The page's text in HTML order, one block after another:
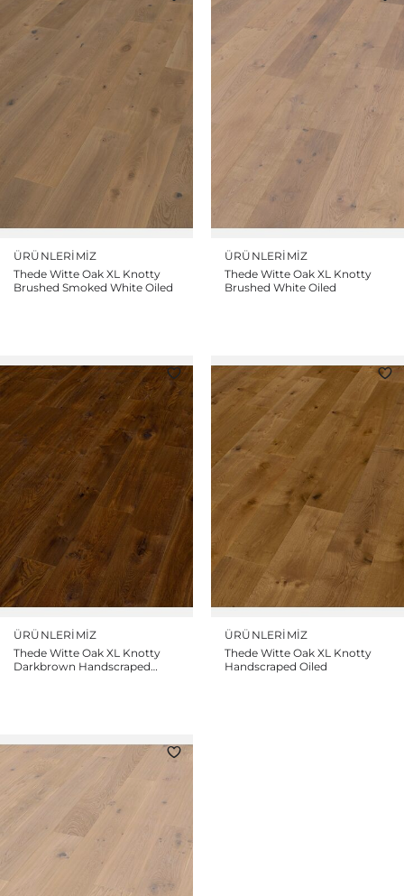
ÜRÜNLERIMIZ
Thede Witte Oak XL Knotty
Brushed Smoked White Oiled
ÜRÜNLERIMIZ
Thede Witte Oak XL Knotty
Brushed White Oiled
ÜRÜNLERIMIZ
Thede Witte Oak XL Knotty
Darkbrown Handscraped
ÜRÜNLERIMIZ
Thede Witte Oak XL Knotty
Handscraped Oiled